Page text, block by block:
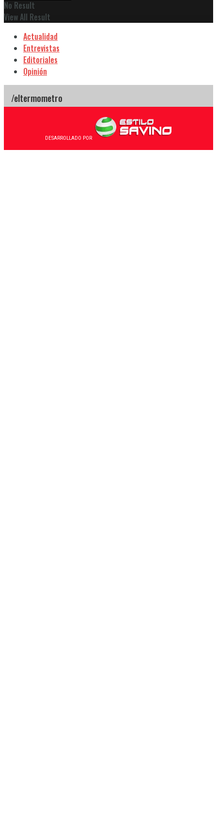
No Result
View All Result
Actualidad
Entrevistas
Editoriales
Opinión
DESARROLLADO POR